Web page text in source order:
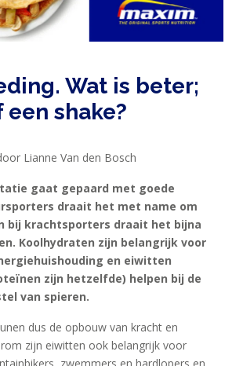
Wat is beter;
een shake?
Lianne Van den Bosch
gaat gepaard met goede
draait het met name om
bij krachtsporters draait het bijna
Koolhydraten zijn belangrijk voor
en eiwitten
zijn hetzelfde) helpen bij de
van spieren.
dus de opbouw van kracht en
zijn eiwitten ook belangrijk voor
zwemmers en hardlopers en